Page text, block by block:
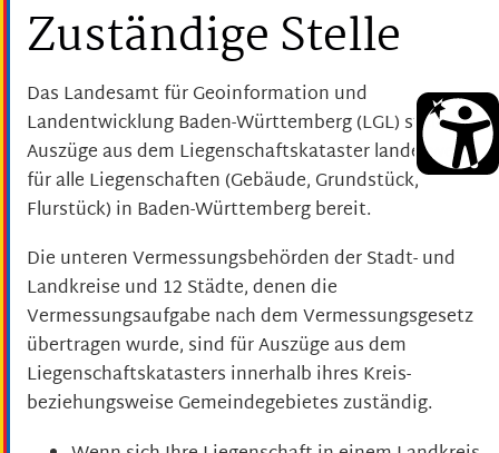
Zuständige Stelle
Das Landesamt für Geoinformation und
Landentwicklung Baden-Württemberg (LGL) stellt
Auszüge aus dem Liegenschaftskataster landesweit
für alle Liegenschaften (Gebäude, Grundstück,
Flurstück) in Baden-Württemberg bereit.
Die unteren Vermessungsbehörden der Stadt- und
Landkreise und 12 Städte, denen die
Vermessungsaufgabe nach dem Vermessungsgesetz
übertragen wurde, sind für Auszüge aus dem
Liegenschaftskatasters innerhalb ihres Kreis-
beziehungsweise Gemeindegebietes zuständig.